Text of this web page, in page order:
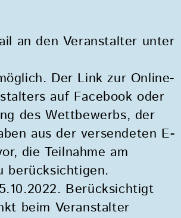
an den Veranstalter unter
Der Link zur Online-
auf Facebook oder
des Wettbewerbs, der
aus der versendeten E-
die Teilnahme am
berücksichtigen.
Berücksichtigt
beim Veranstalter